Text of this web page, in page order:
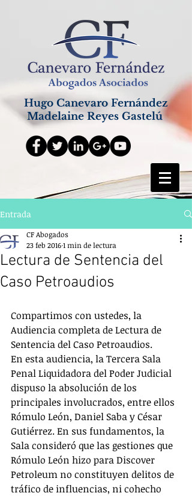
Hugo Canevaro Fernández
Madelaine Reyes Gastelú
Entrada
Lectura de Sentencia del
Caso Petroaudios
CF Abogados
23 feb 20161 min de lectura
Compartimos con ustedes, la
Audiencia completa de Lectura de
Sentencia del Caso Petroaudios.
En esta audiencia, la Tercera Sala
Penal Liquidadora del Poder Judicial
dispuso la absolución de los
principales involucrados, entre ellos
Rómulo León, Daniel Saba y César
Gutiérrez. En sus fundamentos, la
Sala consideró que las gestiones que
Rómulo León hizo para Discover
Petroleum no constituyen delitos de
tráfico de influencias, ni cohecho